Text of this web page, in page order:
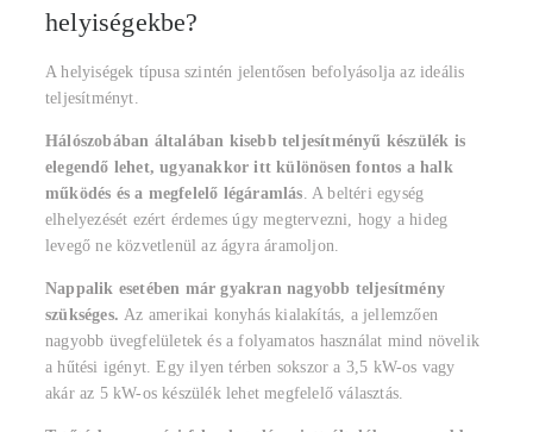
helyiségekbe?
A helyiségek típusa szintén jelentősen befolyásolja az ideális
teljesítményt.
Hálószobában általában kisebb teljesítményű készülék is
elegendő lehet, ugyanakkor itt különösen fontos a halk
működés és a megfelelő légáramlás. A beltéri egység
elhelyezését ezért érdemes úgy megtervezni, hogy a hideg
levegő ne közvetlenül az ágyra áramoljon.
Nappalik esetében már gyakran nagyobb teljesítmény
szükséges.Az amerikai konyhás kialakítás, a jellemzően
nagyobb üvegfelületek és a folyamatos használat mind növelik
a hűtési igényt. Egy ilyen térben sokszor a 3,5 kW-os vagy
akár az 5 kW-os készülék lehet megfelelő választás.